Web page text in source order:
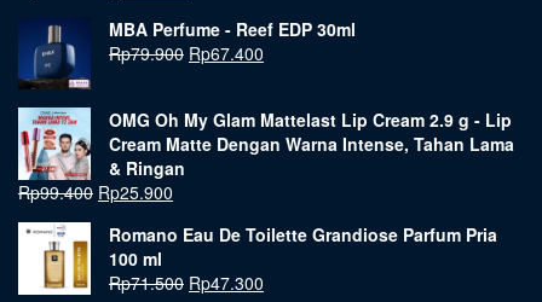
MBA Perfume - Reef EDP 30ml
Rp79.900 Rp67.400
OMG Oh My Glam Mattelast Lip Cream 2.9 g - Lip
Cream Matte Dengan Warna Intense, Tahan Lama
& Ringan
Rp99.400 Rp25.900
Romano Eau De Toilette Grandiose Parfum Pria
100 ml
Rp71.500 Rp47.300